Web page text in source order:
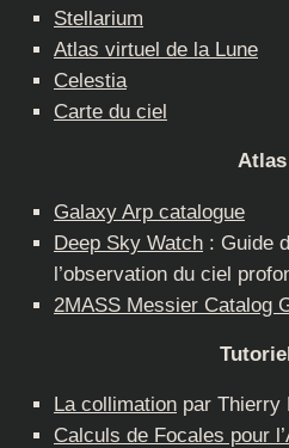
Stellarium
Atlas virtuel de la Lune
Celestia
Carte du ciel
Atlas
Galaxy Arp catalogue
Deep Sky Watch : Guide
l’observation du ciel
2MASS Messier Catalog
La collimation par Thierry
Calculs de Focales pour